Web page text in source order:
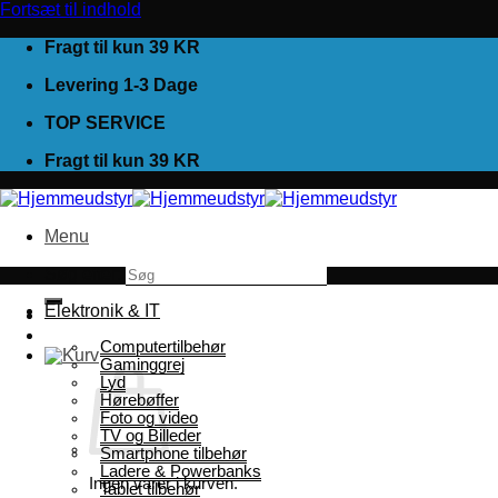
Fortsæt til indhold
Fragt til kun 39 KR
Levering 1-3 Dage
TOP SERVICE
Fragt til kun 39 KR
Menu
Ingen varer i kurven.
Elektronik & IT
Computertilbehør
Gaminggrej
Lyd
Hørebøffer
Foto og video
TV og Billeder
Smartphone tilbehør
Ladere & Powerbanks
Tablet tilbehør